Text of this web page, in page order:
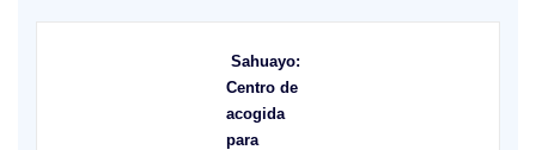
Sahuayo:
Centro de
acogida
para